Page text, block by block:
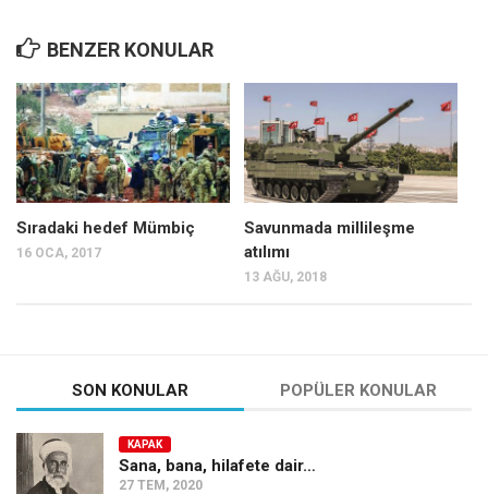
BENZER KONULAR
Sıradaki hedef Mümbiç
16 OCA, 2017
Savunmada millileşme
atılımı
13 AĞU, 2018
SON KONULAR POPÜLER KONULAR
KAPAK
Sana, bana, hilafete dair…
27 TEM, 2020